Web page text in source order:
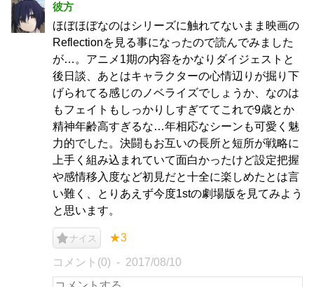
彼方
ほぼほぼなのはシリーズに触れてないまま映画の
Reflectionを見る事になったので読んでみました
が…。アニメ1期の内容をかなりダイジェストと
後日談、あとはキャラクターの心情辺りが掘り下
げられてる感じのノベライズでしょうか、なのは
もフェイトもしっかりしすぎててこれで9歳とか
精神年齢高すぎるな…年相応なシーンも可愛く魅
力的でした。決闘もお互いの長所と短所が戦略に
上手く組み込まれていて面白かったけど設定把握
や感情移入度など初見だと十全に楽しめたとは言
い難く、とりあえず今度1stの劇場版を見てみよう
と思います。
ナイス ★3
コメント(0) 2017/08/10